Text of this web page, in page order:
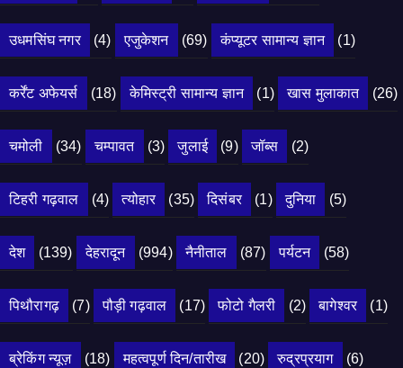
उधमसिंघ नगर (4) एजुकेशन (69) कंप्यूटर सामान्य ज्ञान (1)
कर्रेंट अफेयर्स (18) केमिस्ट्री सामान्य ज्ञान (1) खास मुलाकात (26)
चमोली (34) चम्पावत (3) जुलाई (9) जॉब्स (2)
टिहरी गढ़वाल (4) त्योहार (35) दिसंबर (1) दुनिया (5)
देश (139) देहरादून (994) नैनीताल (87) पर्यटन (58)
पिथौरागढ़ (7) पौड़ी गढ़वाल (17) फोटो गैलरी (2) बागेश्वर (1)
ब्रेकिंग न्यूज़ (18) महत्वपूर्ण दिन/तारीख (20) रुद्रप्रयाग (6)